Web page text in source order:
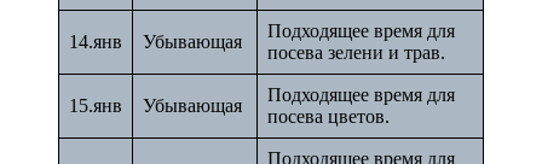
14.янв Убывающая
Подходящее время для
посева зелени и трав.
15.янв Убывающая
Подходящее время для
посева цветов.
Подходящее время для